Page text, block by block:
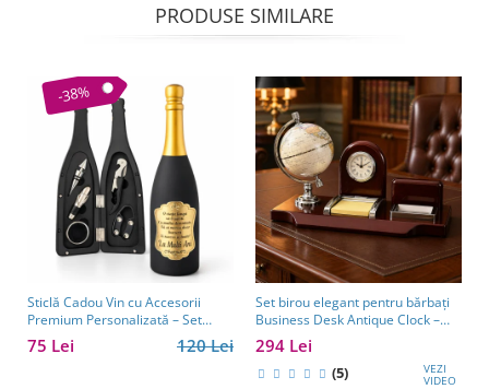
PRODUSE SIMILARE
-38%
Sticlă Cadou Vin cu Accesorii
Premium Personalizată – Set
Elegant pentru Bărbați
120 Lei
75 Lei
Set birou elegant pentru bărbați
Business Desk Antique Clock –
cadou premium pentru șef, soț
sau partener de afaceri
294 Lei
(5) VEZI
VIDEO